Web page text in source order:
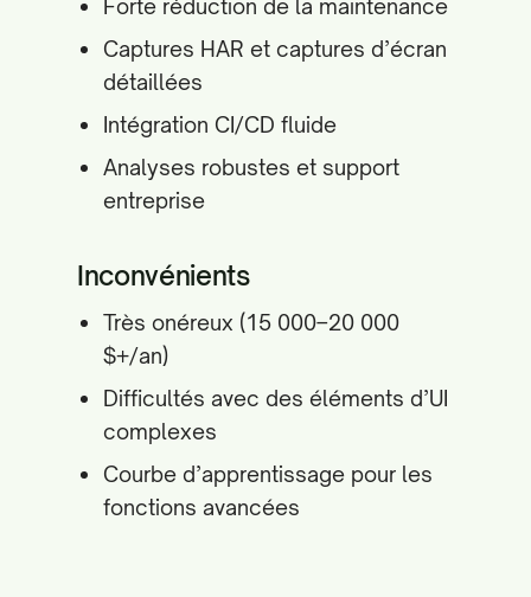
Forte réduction de la maintenance
Captures HAR et captures d’écran
détaillées
Intégration CI/CD fluide
Analyses robustes et support
entreprise
Inconvénients
Très onéreux (15 000–20 000
$+/an)
Difficultés avec des éléments d’UI
complexes
Courbe d’apprentissage pour les
fonctions avancées